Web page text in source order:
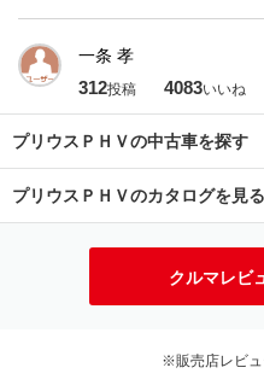
一条 孝
312投稿 4083いいね
プリウスＰＨＶの中古車を探す
プリウスＰＨＶのカタログを見る
クルマレビ
※販売店レビュ